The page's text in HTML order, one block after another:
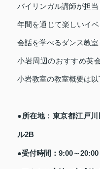
バイリンガル講師が担当
年間を通じて楽しいイ
会話を学べるダンス教室
小岩周辺のおすすめ英
小岩教室の教室概要は以
●所在地：東京都江戸
ル2B
●受付時間：9:00～20:00